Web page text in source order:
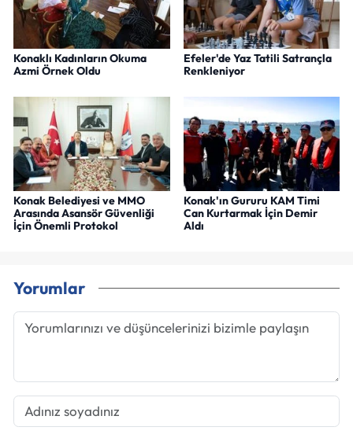
Konaklı Kadınların Okuma
Azmi Örnek Oldu
Efeler'de Yaz Tatili Satrançla
Renkleniyor
Konak Belediyesi ve MMO
Arasında Asansör Güvenliği
İçin Önemli Protokol
Konak'ın Gururu KAM Timi
Can Kurtarmak İçin Demir
Aldı
Yorumlar